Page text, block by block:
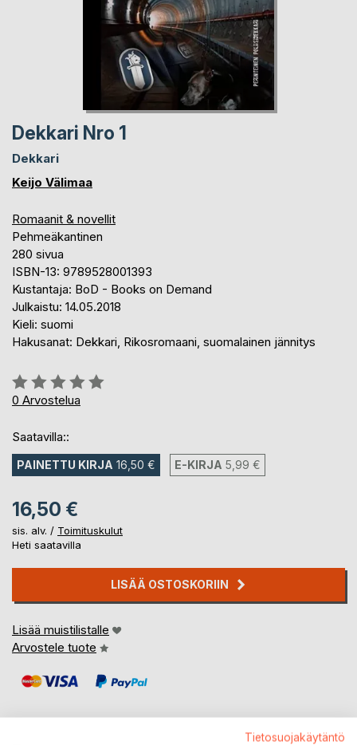
Dekkari Nro 1
Dekkari
Keijo Välimaa
Romaanit & novellit
Pehmeäkantinen
280 sivua
ISBN-13: 9789528001393
Kustantaja: BoD - Books on Demand
Julkaistu: 14.05.2018
Kieli: suomi
Hakusanat: Dekkari, Rikosromaani, suomalainen jännitys
Arvostelu::
0%
0 Arvostelua
Saatavilla::
PAINETTU KIRJA 16,50 € E-KIRJA 5,99 €
16,50 €
sis. alv. / Toimituskulut
Heti saatavilla
LISÄÄ OSTOSKORIIN
Lisää muistilistalle
Arvostele tuote
Tietosuojakäytäntö